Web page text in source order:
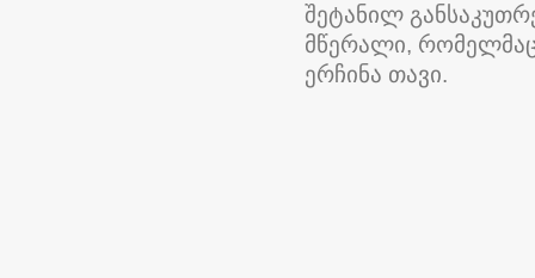
შეტანილ
მწერალი,
ერჩინა თავი.